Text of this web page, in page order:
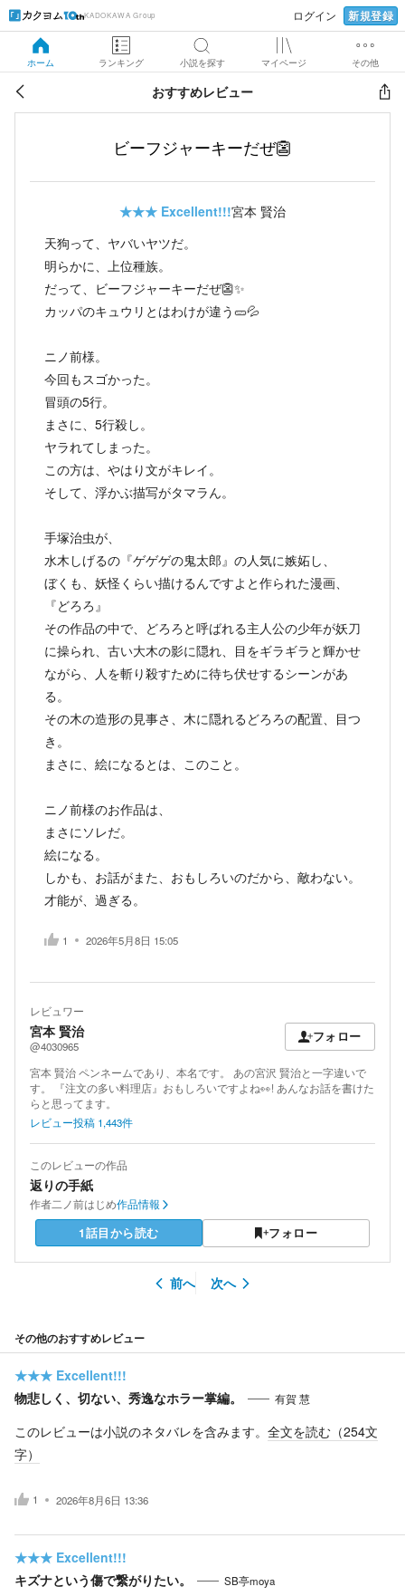
KADOKAWA Group ログイン 新規登録
ホーム ランキング 小説を探す マイページ その他
おすすめレビュー
ビーフジャーキーだぜ👺
★★★ Excellent!!!宮本 賢治
天狗って、ヤバいヤツだ。
明らかに、上位種族。
だって、ビーフジャーキーだぜ👺✨
カッパのキュウリとはわけが違う🥒💦
ニノ前様。
今回もスゴかった。
冒頭の5行。
まさに、5行殺し。
ヤラれてしまった。
この方は、やはり文がキレイ。
そして、浮かぶ描写がタマラん。
手塚治虫が、
水木しげるの『ゲゲゲの鬼太郎』の人気に嫉妬し、
ぼくも、妖怪くらい描けるんですよと作られた漫画、
『どろろ』
その作品の中で、どろろと呼ばれる主人公の少年が妖刀
に操られ、古い大木の影に隠れ、目をギラギラと輝かせ
ながら、人を斬り殺すために待ち伏せするシーンがあ
る。
その木の造形の見事さ、木に隠れるどろろの配置、目つ
き。
まさに、絵になるとは、このこと。
ニノ前様のお作品は、
まさにソレだ。
絵になる。
しかも、お話がまた、おもしろいのだから、敵わない。
才能が、過ぎる。
1 2026年5月8日 15:05
レビュワー
宮本 賢治
@4030965
フォロー
宮本 賢治 ペンネームであり、本名です。 あの宮沢 賢治と一字違いで
す。 『注文の多い料理店』おもしろいですよね👀! あんなお話を書けた
らと思ってます。
レビュー投稿 1,443件
このレビューの作品
返りの手紙
作者二ノ前はじめ作品情報
1話目から読む フォロー
前へ 次へ
その他のおすすめレビュー
★★★ Excellent!!!
物悲しく、切ない、秀逸なホラー掌編。
有賀 慧
このレビューは小説のネタバレを含みます。 全文を読む（254文
字）
1 2026年8月6日 13:36
★★★ Excellent!!!
キズナという傷で繋がりたい。
SB亭moya